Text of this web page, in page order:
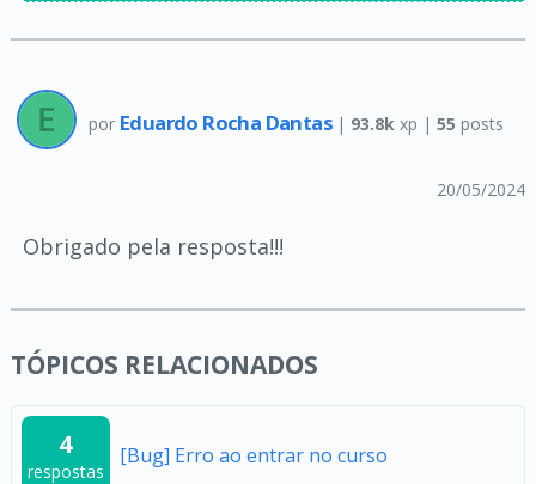
por Eduardo Rocha Dantas | 93.8k xp |55 posts
20/05/2024
Obrigado pela resposta!!!
TÓPICOS RELACIONADOS
4
respostas
[Bug] Erro ao entrar no curso